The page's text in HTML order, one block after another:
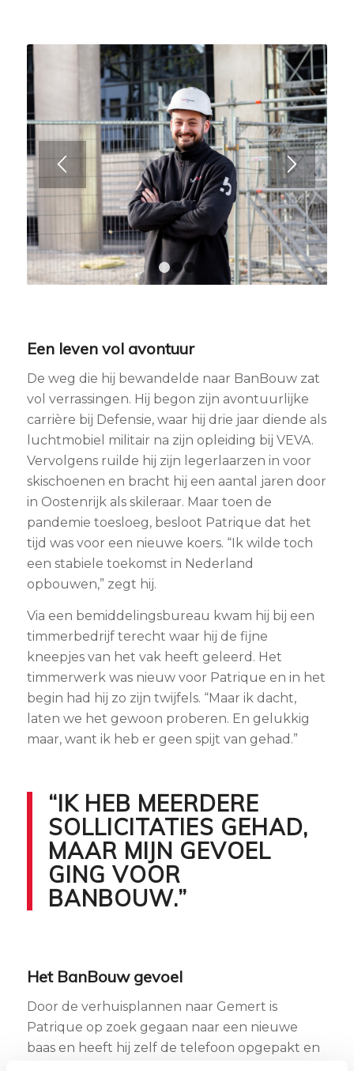
1 2 3
Een leven vol avontuur
De weg die hij bewandelde naar BanBouw zat
vol verrassingen. Hij begon zijn avontuurlijke
carrière bij Defensie, waar hij drie jaar diende als
luchtmobiel militair na zijn opleiding bij VEVA.
Vervolgens ruilde hij zijn legerlaarzen in voor
skischoenen en bracht hij een aantal jaren door
in Oostenrijk als skileraar. Maar toen de
pandemie toesloeg, besloot Patrique dat het
tijd was voor een nieuwe koers. “Ik wilde toch
een stabiele toekomst in Nederland
opbouwen,” zegt hij.
Via een bemiddelingsbureau kwam hij bij een
timmerbedrijf terecht waar hij de fijne
kneepjes van het vak heeft geleerd. Het
timmerwerk was nieuw voor Patrique en in het
begin had hij zo zijn twijfels. “Maar ik dacht,
laten we het gewoon proberen. En gelukkig
maar, want ik heb er geen spijt van gehad.”
“IK HEB MEERDERE
SOLLICITATIES GEHAD,
MAAR MIJN GEVOEL
GING VOOR
BANBOUW.”
Het BanBouw gevoel
Door de verhuisplannen naar Gemert is
Patrique op zoek gegaan naar een nieuwe
baas en heeft hij zelf de telefoon opgepakt en